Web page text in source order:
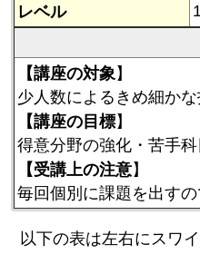
レベル 1
【講座の対象 】
少人数によるきめ細か
【講座の目標】
得意分野の強化・苦手
【受講上の注意】
毎回個別に課題を出す
以下の表は左右にスワイ